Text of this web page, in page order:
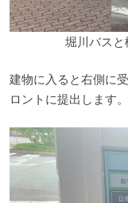
堀川バス
建物に入ると右側に
ロントに提出します。